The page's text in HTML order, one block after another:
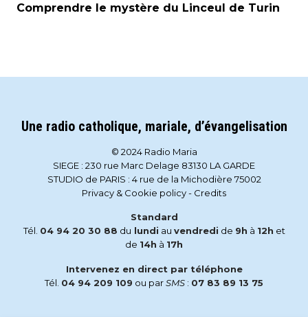
Comprendre le mystère du Linceul de Turin
Une radio catholique, mariale, d’évangelisation
© 2024 Radio Maria
SIEGE : 230 rue Marc Delage 83130 LA GARDE
STUDIO de PARIS : 4 rue de la Michodière 75002
Privacy & Cookie policy- Credits
Standard
Tél. 04 94 20 30 88 du lundi au vendredi de 9h à 12h et
de 14h à 17h
Intervenez en direct par téléphone
Tél. 04 94 209 109 ou parSMS : 07 83 89 13 75